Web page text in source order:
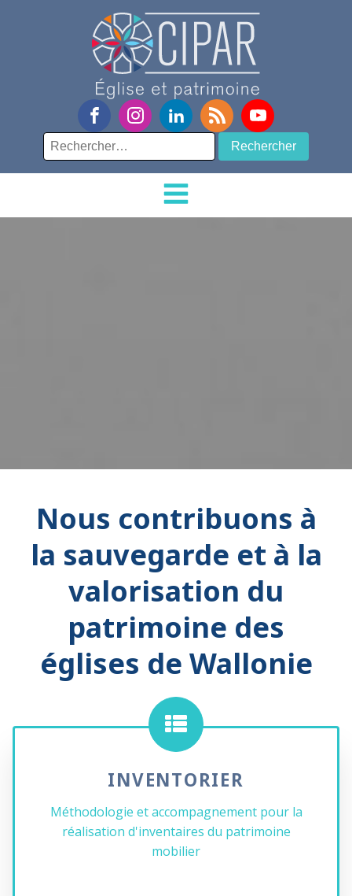
Rechercher :
Nous contribuons à
la sauvegarde et à la
valorisation du
patrimoine des
églises de Wallonie
INVENTORIER
Méthodologie et accompagnement pour la
réalisation d'inventaires du patrimoine
mobilier